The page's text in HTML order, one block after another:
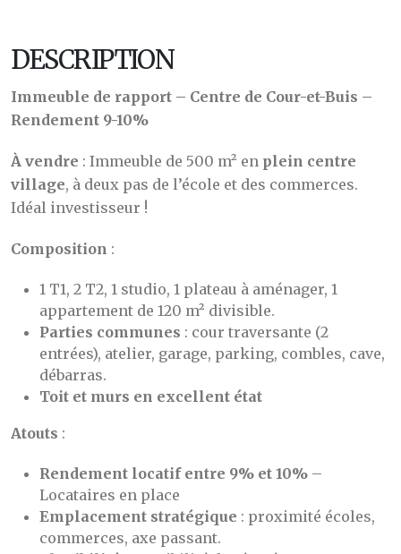
DESCRIPTION
Immeuble de rapport – Centre de Cour-et-Buis –
Rendement 9-10%
À vendre : Immeuble de 500 m² en plein centre
village, à deux pas de l’école et des commerces.
Idéal investisseur !
Composition :
1 T1, 2 T2, 1 studio, 1 plateau à aménager, 1
appartement de 120 m² divisible.
Parties communes : cour traversante (2
entrées), atelier, garage, parking, combles, cave,
débarras.
Toit et murs en excellent état
Atouts :
Rendement locatif entre 9% et 10% –
Locataires en place
Emplacement stratégique : proximité écoles,
commerces, axe passant.